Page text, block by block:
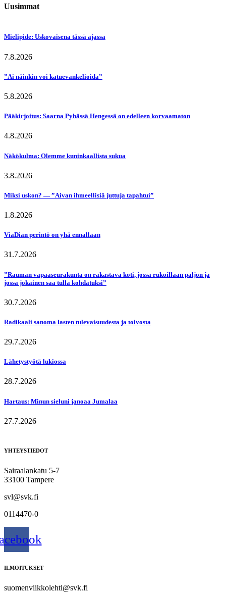
Uusimmat
Mielipide: Uskovaisena tässä ajassa
7.8.2026
”Ai näinkin voi katuevankelioida”
5.8.2026
Pääkirjoitus: Saarna Pyhässä Hengessä on edelleen korvaamaton
4.8.2026
Näkökulma: Olemme kuninkaallista sukua
3.8.2026
Miksi uskon? — ”Aivan ihmeellisiä juttuja tapahtui”
1.8.2026
ViaDian perintö on yhä ennallaan
31.7.2026
”Rauman vapaaseurakunta on rakastava koti, jossa rukoillaan paljon ja
jossa jokainen saa tulla kohdatuksi”
30.7.2026
Radikaali sanoma lasten tulevaisuudesta ja toivosta
29.7.2026
Lähetystyötä lukiossa
28.7.2026
Hartaus: Minun sieluni janoaa Jumalaa
27.7.2026
YHTEYSTIEDOT
Sairaalankatu 5-7
33100 Tampere
svl@svk.fi
0114470-0
ILMOITUKSET
suomenviikkolehti@svk.fi